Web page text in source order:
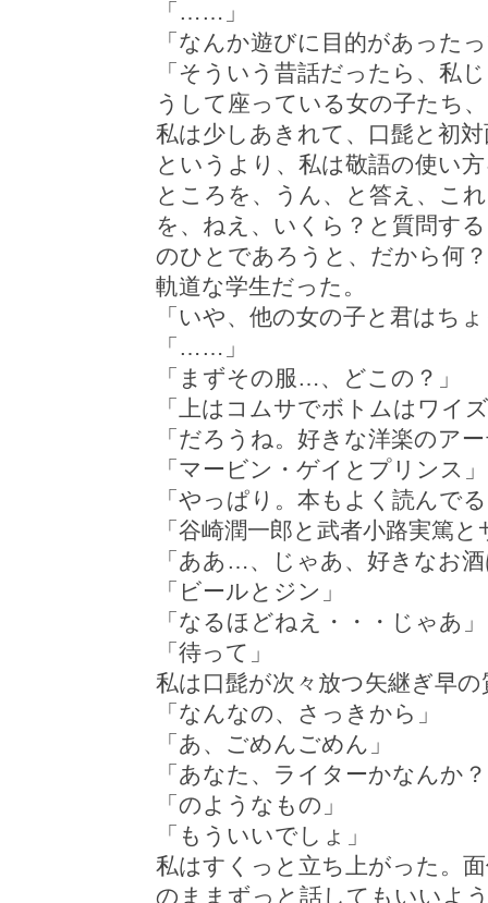
「……」
「なんか遊びに目的があった
「そういう昔話だったら、私
うして座っている女の子たち
私は少しあきれて、口髭と初
というより、私は敬語の使い
ところを、うん、と答え、こ
を、ねえ、いくら？と質問す
のひとであろうと、だから何
軌道な学生だった。
「いや、他の女の子と君はち
「……」
「まずその服…、どこの？」
「上はコムサでボトムはワイ
「だろうね。好きな洋楽のア
「マービン・ゲイとプリンス」
「やっぱり。本もよく読んで
「谷崎潤一郎と武者小路実篤
「ああ…、じゃあ、好きなお
「ビールとジン」
「なるほどねえ・・・じゃあ」
「待って」
私は口髭が次々放つ矢継ぎ早
「なんなの、さっきから」
「あ、ごめんごめん」
「あなた、ライターかなんか
「のようなもの」
「もういいでしょ」
私はすくっと立ち上がった。
のままずっと話してもいいよ